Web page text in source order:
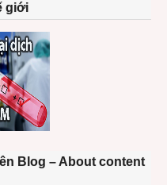
giới
Blog – About content